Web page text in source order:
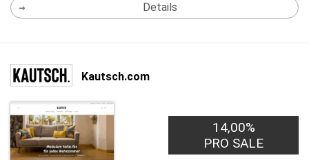
Details
Kautsch.com
14,00%
PRO SALE